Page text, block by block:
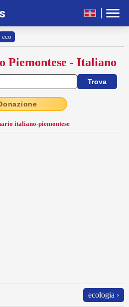
eco
Piemontese - Italiano
italiano-piemontese
ecologia ›